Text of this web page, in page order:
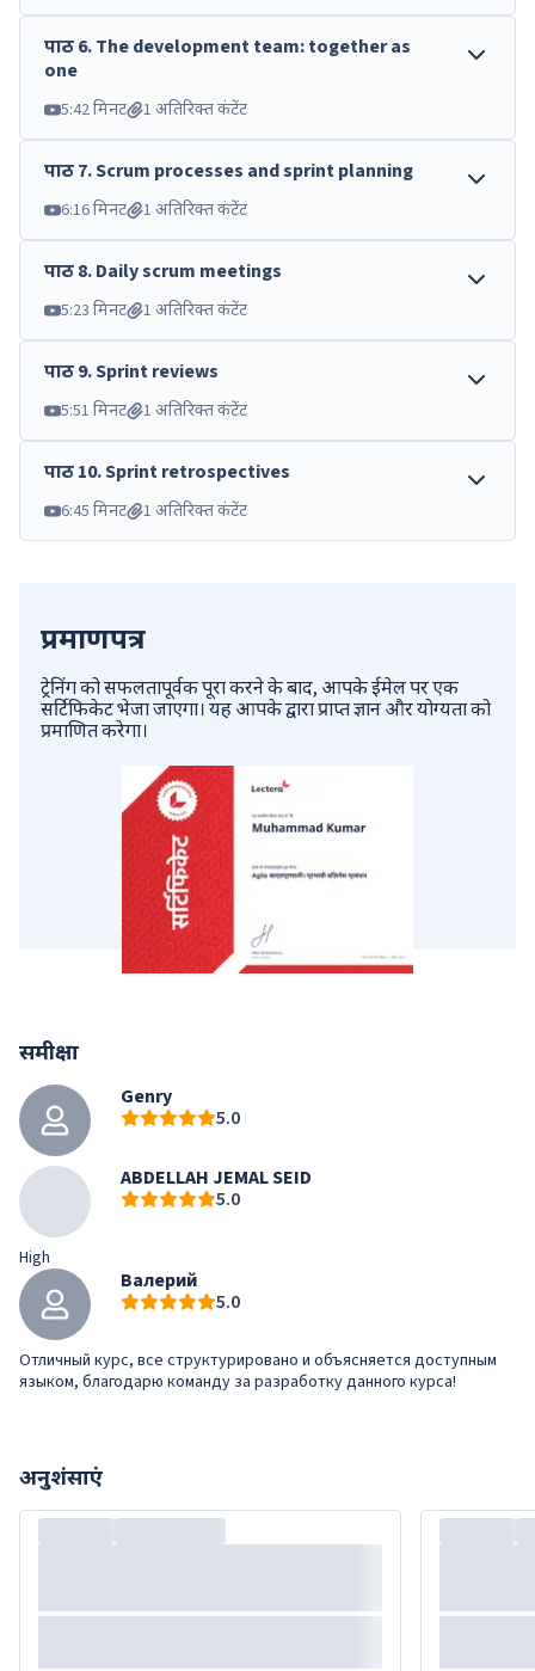
पाठ6.The development team: together as
one
5:42 मिनट 1 अतिरिक्त कंटेंट
पाठ7.Scrum processes and sprint planning
6:16 मिनट 1 अतिरिक्त कंटेंट
पाठ8.Daily scrum meetings
5:23 मिनट 1 अतिरिक्त कंटेंट
पाठ9.Sprint reviews
5:51 मिनट 1 अतिरिक्त कंटेंट
पाठ10.Sprint retrospectives
6:45 मिनट 1 अतिरिक्त कंटेंट
प्रमाणपत्र
ट्रेनिंग को सफलतापूर्वक पूरा करने के बाद, आपके ईमेल पर एक
सर्टिफिकेट भेजा जाएगा। यह आपके द्वारा प्राप्त ज्ञान और योग्यता को
प्रमाणित करेगा।
समीक्षा
Genry
5.0
ABDELLAH JEMAL SEID
5.0
High
Валерий
5.0
Отличный курс, все структурировано и объясняется доступным
языком, благодарю команду за разработку данного курса!
अनुशंसाएं